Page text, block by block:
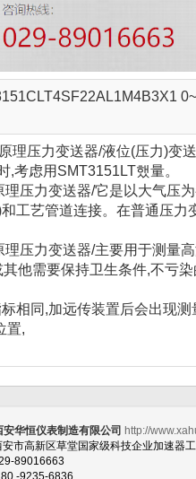
0~
理压力变送器/液位(压力)变
考虑用SMT3151LT했量。
压力变送器/它是以大气压
工艺管道连接。在普通压力
压力变送器/主要用于测量高
他需要保持卫生条件,不亏染
相同,加远传装置后会出现测
置,
华恒仪表制造有限公司 http://
安市高新区草堂国家级科技企业加速器
89016663
-9235-6836